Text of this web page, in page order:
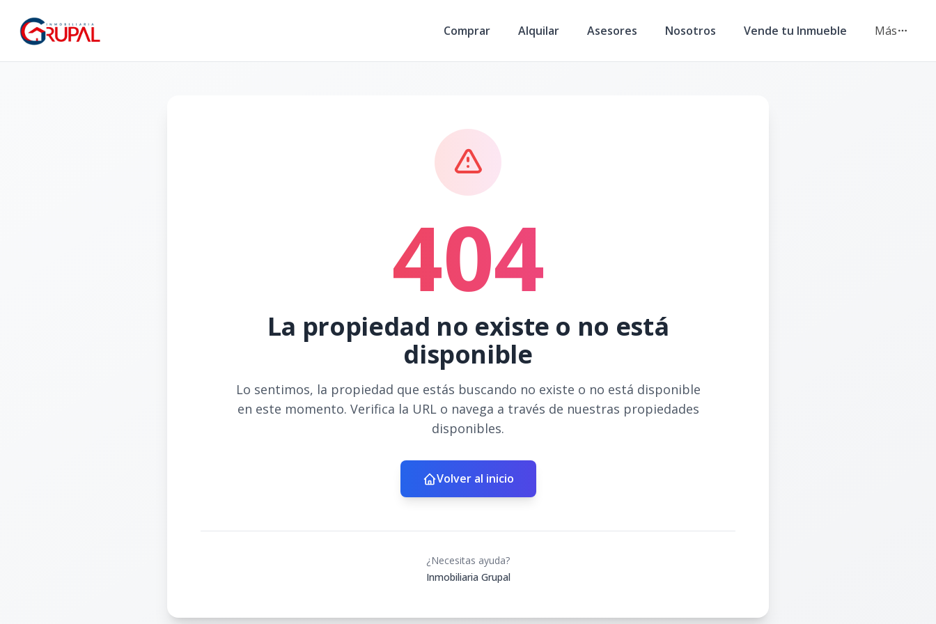
Comprar Alquilar Asesores Nosotros Vende tu Inmueble Más
404
La propiedad no existe o no está
disponible
Lo sentimos, la propiedad que estás buscando no existe o no está disponible
en este momento. Verifica la URL o navega a través de nuestras propiedades
disponibles.
Volver al inicio
¿Necesitas ayuda?
Inmobiliaria Grupal